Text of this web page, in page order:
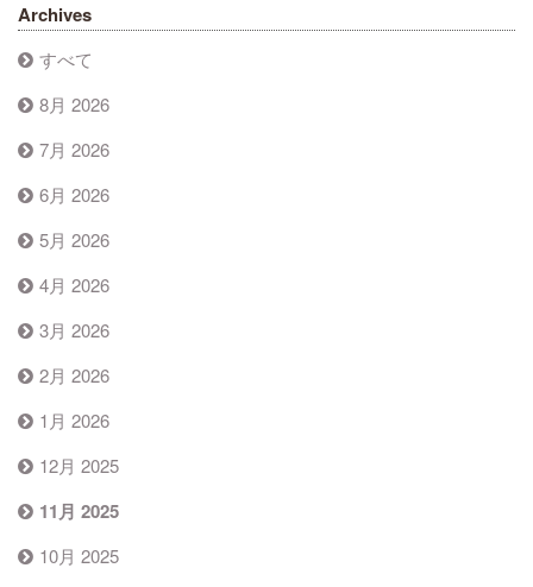
Archives
すべて
8月 2026
7月 2026
6月 2026
5月 2026
4月 2026
3月 2026
2月 2026
1月 2026
12月 2025
11月 2025
10月 2025